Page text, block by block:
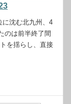
沈む北九州、4
のは前半終了間
を揺らし、直接